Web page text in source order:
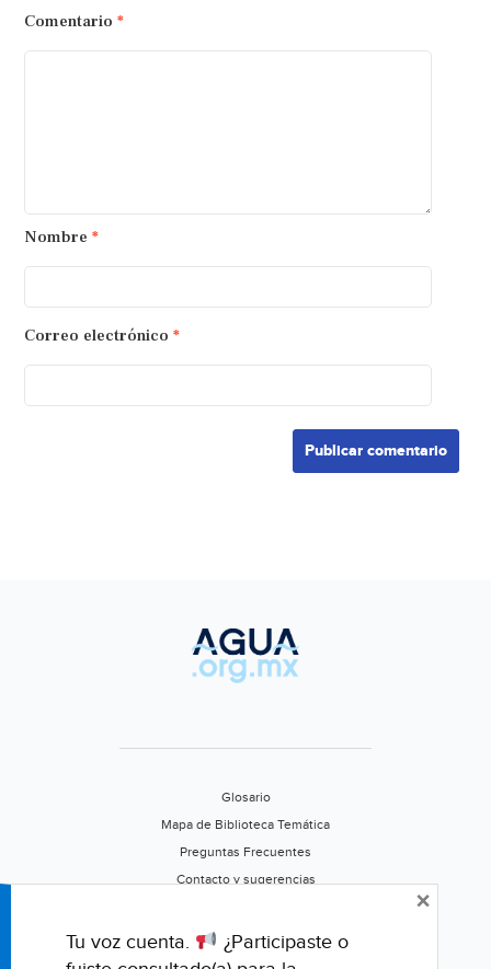
Comentario *
Nombre *
Correo electrónico *
Glosario
Mapa de Biblioteca Temática
Preguntas Frecuentes
Contacto y sugerencias
Califica este portal
Tu voz cuenta.
¿Participaste o
×